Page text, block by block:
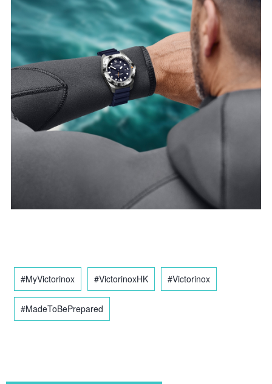
#MyVictorinox #VictorinoxHK #Victorinox
#MadeToBePrepared